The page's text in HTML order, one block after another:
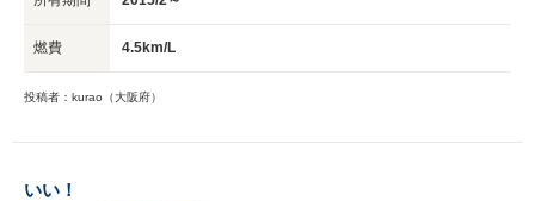
燃費 4.5km/L
投稿者：kurao（大阪府）
いい！